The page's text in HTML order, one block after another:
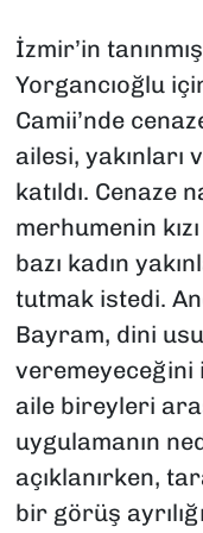
İzmir’in
Yorgancıoğlu
Camii’nde
ailesi, yakınları
katıldı. Cenaze
merhumenin
bazı kadın
tutmak istedi.
Bayram, dini
veremeyeceğini
aile bireyleri
uygulamanın
açıklanırken,
bir görüş